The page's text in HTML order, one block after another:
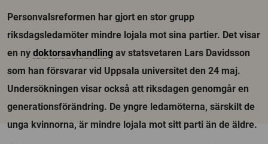
Personvalsreformen har gjort en stor grupp
riksdagsledamöter mindre lojala mot sina partier. Det visar
en ny doktorsavhandling av statsvetaren Lars Davidsson
som han försvarar vid Uppsala universitet den 24 maj.
Undersökningen visar också att riksdagen genomgår en
generationsförändring. De yngre ledamöterna, särskilt de
unga kvinnorna, är mindre lojala mot sitt parti än de äldre.